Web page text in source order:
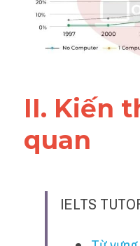
Advice
IELTS Advice
Listening
Speaking
Reading
II. Kiến
quan
IELTS